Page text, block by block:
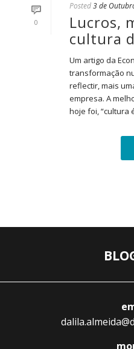
0
Posted3 de
Lucros,
cultura
Um artigo da
transformação
reflectir, mais
empresa. A
hoje foi, “cultura